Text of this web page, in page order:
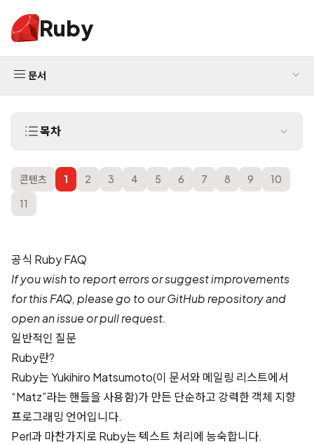
Ruby
문서
목차
콘텐츠 1 2 3 4 5 6 7 8 9
10
11
공식 Ruby FAQ
If you wish to report errors or suggest improvements
for this FAQ, please go to ourGitHub repositoryand
open an issue or pull request.
일반적인 질문
Ruby란?
Ruby는 Yukihiro Matsumoto(이 문서와 메일링 리스트에서
“Matz”라는 핸들을 사용함)가 만든 단순하고 강력한 객체 지향
프로그래밍 언어입니다.
Perl과 마찬가지로 Ruby는 텍스트 처리에 능숙합니다.